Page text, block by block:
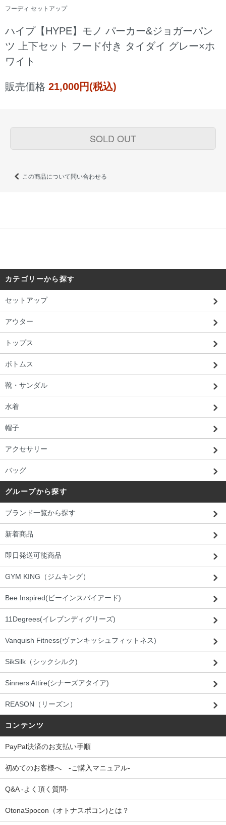
フーディ セットアップ
ハイプ【HYPE】モノ パーカー&ジョガーパン
ツ 上下セット フード付き タイダイ グレー×ホ
ワイト
販売価格 21,000円(税込)
SOLD OUT
この商品について問い合わせる
カテゴリーから探す
セットアップ
アウター
トップス
ボトムス
靴・サンダル
水着
帽子
アクセサリー
バッグ
グループから探す
ブランド一覧から探す
新着商品
即日発送可能商品
GYM KING（ジムキング）
Bee Inspired(ビーインスパイアード)
11Degrees(イレブンディグリーズ)
Vanquish Fitness(ヴァンキッシュフィットネス)
SikSilk（シックシルク)
Sinners Attire(シナーズアタイア)
REASON（リーズン）
コンテンツ
PayPal決済のお支払い手順
初めてのお客様へ -ご購入マニュアル-
Q&A -よく頂く質問-
OtonaSpocon（オトナスポコン)とは？